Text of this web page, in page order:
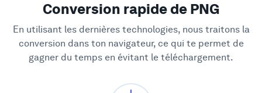
Comparer
Mur de l'Amour
Conversion rapide de PNG
En utilisant les dernières technologies, nous traitons la
conversion dans ton navigateur, ce qui te permet de
gagner du temps en évitant le téléchargement.